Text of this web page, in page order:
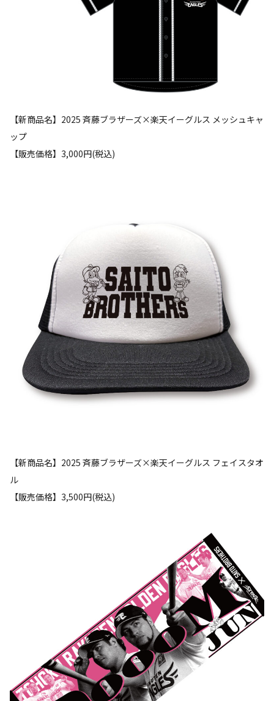
【新商品名】2025 斉藤ブラザーズ×楽天イーグルス メッシュキャ
ップ
【販売価格】3,000円(税込)
【新商品名】2025 斉藤ブラザーズ×楽天イーグルス フェイスタオ
ル
【販売価格】3,500円(税込)